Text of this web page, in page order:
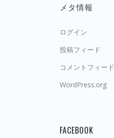
メタ情報
ログイン
投稿フィード
コメントフィード
WordPress.org
FACEBOOK